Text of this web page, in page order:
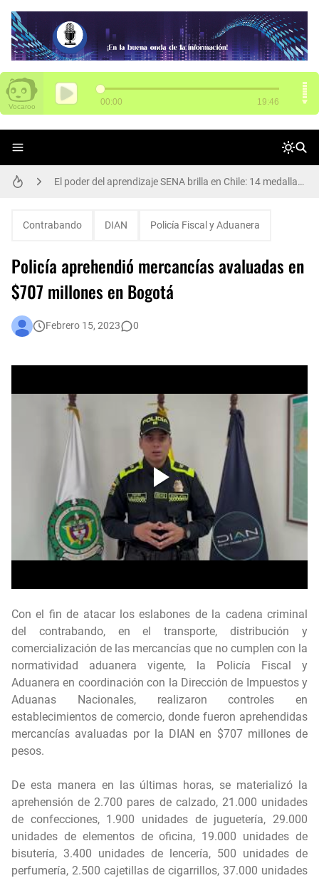
El poder del aprendizaje SENA brilla en Chile: 14 medallas en WorldSkills Américas
Contrabando DIAN Policía Fiscal y Aduanera
Policía aprehendió mercancías avaluadas en
$707 millones en Bogotá
Febrero 15, 2023 0
Con el fin de atacar los eslabones de la cadena criminal
del contrabando, en el transporte, distribución y
comercialización de las mercancías que no cumplen con la
normatividad aduanera vigente, la Policía Fiscal y
Aduanera en coordinación con la Dirección de Impuestos y
Aduanas Nacionales, realizaron controles en
establecimientos de comercio, donde fueron aprehendidas
mercancías avaluadas por la DIAN en $707 millones de
pesos.
De esta manera en las últimas horas, se materializó la
aprehensión de 2.700 pares de calzado, 21.000 unidades
de confecciones, 1.900 unidades de juguetería, 29.000
unidades de elementos de oficina, 19.000 unidades de
bisutería, 3.400 unidades de lencería, 500 unidades de
perfumería, 2.500 cajetillas de cigarrillos, 37.000 unidades